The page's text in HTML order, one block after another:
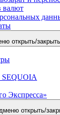
валют
открыть/закрыть
SEQUOIA
Экспресса»
открыть/